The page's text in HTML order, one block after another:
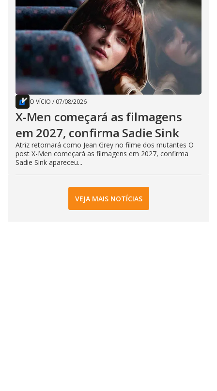
O VÍCIO / 07/08/2026
X-Men começará as filmagens
em 2027, confirma Sadie Sink
Atriz retornará como Jean Grey no filme dos mutantes O
post X-Men começará as filmagens em 2027, confirma
Sadie Sink apareceu...
VEJA MAIS NOTÍCIAS